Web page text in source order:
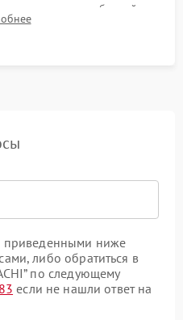
излишних вибраций,
под корпусом.
приведенными ниже
либо обратиться в
по следующему
если не нашли ответ на